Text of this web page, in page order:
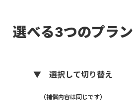
選べる3つのプラン
▼ 選択して切り替え
（補償内容は同じです）